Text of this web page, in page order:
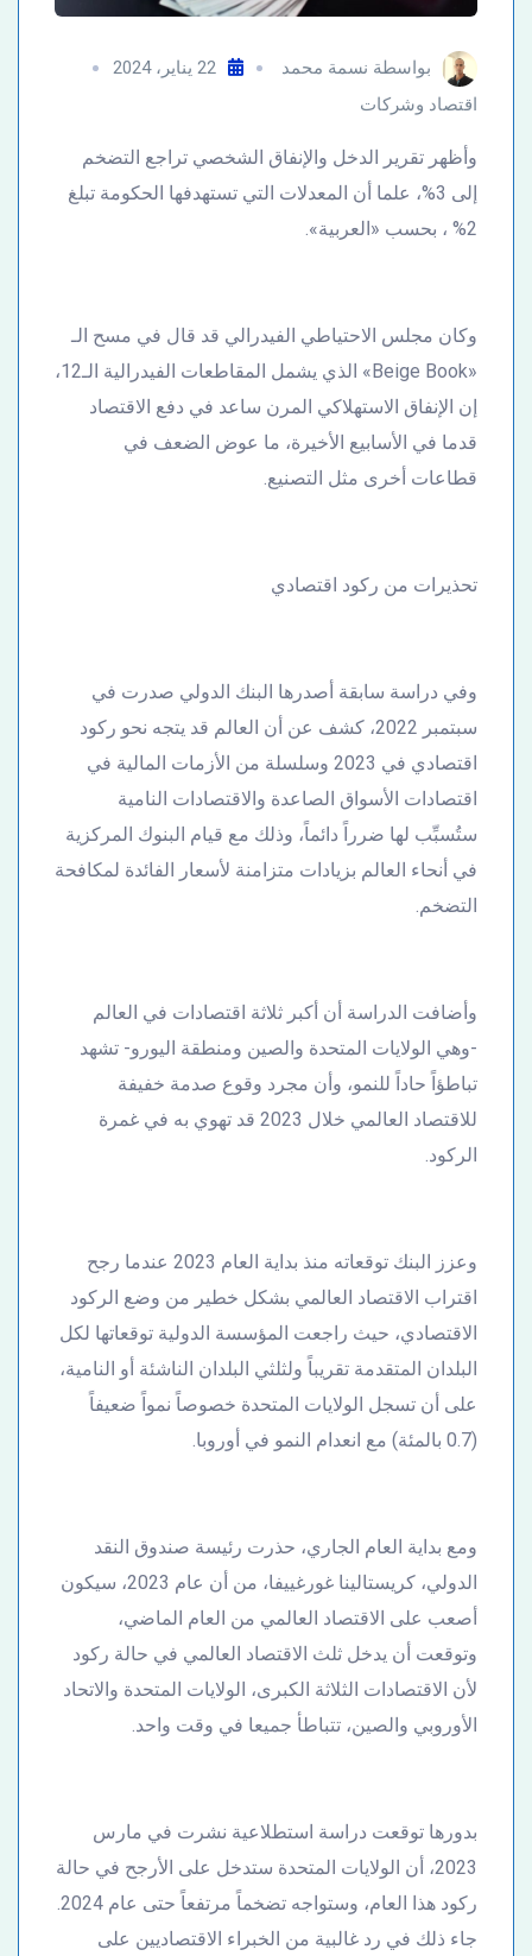
بواسطة نسمة محمد
22 يناير، 2024
اقتصاد وشركات
وأظهر تقرير الدخل والإنفاق الشخصي تراجع التضخم
إلى 3%، علما أن المعدلات التي تستهدفها الحكومة تبلغ
2% ، بحسب «العربية».
وكان مجلس الاحتياطي الفيدرالي قد قال في مسح الـ
«Beige Book» الذي يشمل المقاطعات الفيدرالية الـ12،
إن الإنفاق الاستهلاكي المرن ساعد في دفع الاقتصاد
قدما في الأسابيع الأخيرة، ما عوض الضعف في
قطاعات أخرى مثل التصنيع.
تحذيرات من ركود اقتصادي
وفي دراسة سابقة أصدرها البنك الدولي صدرت في
سبتمبر 2022، كشف عن أن العالم قد يتجه نحو ركود
اقتصادي في 2023 وسلسلة من الأزمات المالية في
اقتصادات الأسواق الصاعدة والاقتصادات النامية
ستُسبِّب لها ضرراً دائماً، وذلك مع قيام البنوك المركزية
في أنحاء العالم بزيادات متزامنة لأسعار الفائدة لمكافحة
التضخم.
وأضافت الدراسة أن أكبر ثلاثة اقتصادات في العالم
-وهي الولايات المتحدة والصين ومنطقة اليورو- تشهد
تباطؤاً حاداً للنمو، وأن مجرد وقوع صدمة خفيفة
للاقتصاد العالمي خلال 2023 قد تهوي به في غمرة
الركود.
وعزز البنك توقعاته منذ بداية العام 2023 عندما رجح
اقتراب الاقتصاد العالمي بشكل خطير من وضع الركود
الاقتصادي، حيث راجعت المؤسسة الدولية توقعاتها لكل
البلدان المتقدمة تقريباً ولثلثي البلدان الناشئة أو النامية،
على أن تسجل الولايات المتحدة خصوصاً نمواً ضعيفاً
(0.7 بالمئة) مع انعدام النمو في أوروبا.
ومع بداية العام الجاري، حذرت رئيسة صندوق النقد
الدولي، كريستالينا غورغييفا، من أن عام 2023، سيكون
أصعب على الاقتصاد العالمي من العام الماضي،
وتوقعت أن يدخل ثلث الاقتصاد العالمي في حالة ركود
لأن الاقتصادات الثلاثة الكبرى، الولايات المتحدة والاتحاد
الأوروبي والصين، تتباطأ جميعا في وقت واحد.
بدورها توقعت دراسة استطلاعية نشرت في مارس
2023، أن الولايات المتحدة ستدخل على الأرجح في حالة
جاء ذلك في رد غالبية من الخبراء الاقتصاديين على